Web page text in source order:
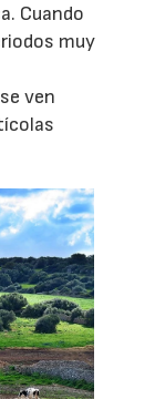
Cuando
muy
ven